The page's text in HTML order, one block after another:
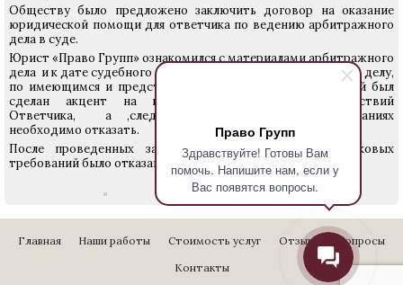
Право Групп
Здравствуйте! Готовы Вам
помочь. Напишите нам, если у
Вас появятся вопросы.
Обществу было предложено заключить договор на оказание
юридической помощи для ответчика по ведению арбитражного
дела в суде.
Юрист «Право Групп» ознакомился с материалами арбитражного
дела и к дате судебного заседания подготовил позицию по делу,
по имеющимся и представленным документам, в которой был
сделан акцент на недоказанность виновных действий
Ответчика, а ,следовательно в исковых требованиях
необходимо отказать.
После проведенных заседаний в удовлетворении исковых
требований было отказано.
Главная Наши работы Стоимость услуг Отзывы
Вопросы
Контакты